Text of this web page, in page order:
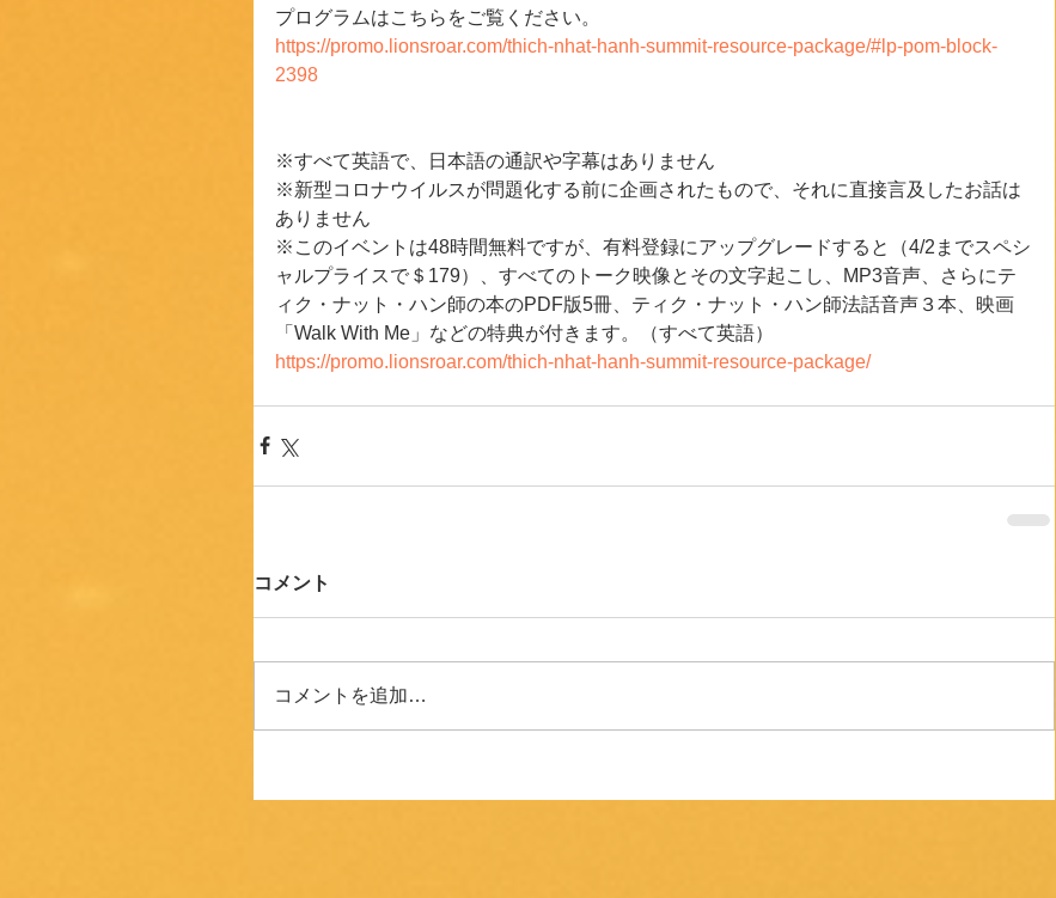
プログラムはこちらをご覧ください。
https://promo.lionsroar.com/thich-nhat-hanh-summit-resource-package/#lp-pom-block-
2398
※すべて英語で、日本語の通訳や字幕はありません
※新型コロナウイルスが問題化する前に企画されたもので、それに直接言及したお話は
ありません
※このイベントは48時間無料ですが、有料登録にアップグレードすると（4/2までスペシ
ャルプライスで＄179）、すべてのトーク映像とその文字起こし、MP3音声、さらにテ
ィク・ナット・ハン師の本のPDF版5冊、ティク・ナット・ハン師法話音声３本、映画
「Walk With Me」などの特典が付きます。（すべて英語）
https://promo.lionsroar.com/thich-nhat-hanh-summit-resource-package/
コメント
コメントを追加…